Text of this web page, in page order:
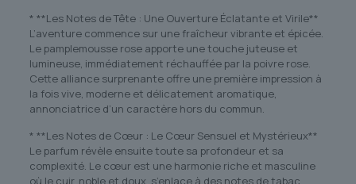
* **Les Notes de Tête : Une Ouverture Éclatante et Virile**
L’aventure commence sur une fraîcheur vibrante et épicée.
Le pamplemousse rose apporte une touche juteuse et
lumineuse, immédiatement réchauffée par la poivre rose.
Cette alliance surprenante offre une première impression à
la fois vive, moderne et délicatement aromatique,
annonciatrice d’un caractère hors du commun.
* **Les Notes de Cœur : Le Cœur Sensuel et Mystérieux**
Le parfum révèle ensuite toute sa profondeur et sa
complexité. Le cœur est une harmonie riche et masculine
où le cuir, noble et doux, s’enlace à des notes de tabac